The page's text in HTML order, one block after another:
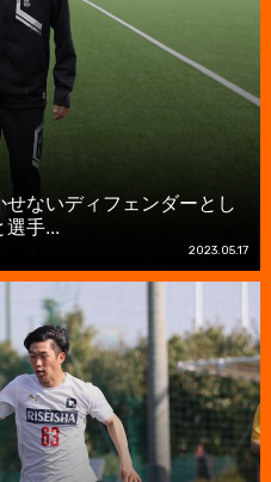
せないディフェンダーとし
手...
2023.05.17